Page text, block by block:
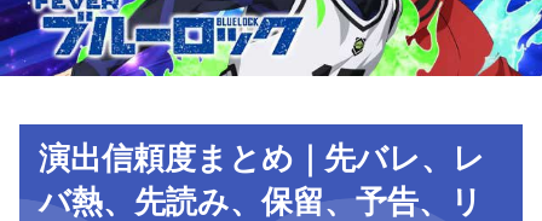
演出信頼度まとめ｜先バレ、レ
バ熱、先読み、保留、予告、リ